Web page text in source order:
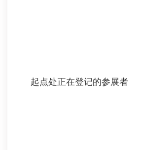
起点处正在登记的参展者